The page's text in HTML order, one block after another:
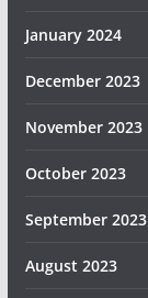
January 2024
December 2023
November 2023
October 2023
September 2023
August 2023